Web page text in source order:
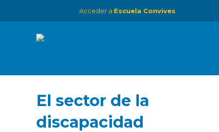
Acceder a Escuela Convives
El sector de la
discapacidad